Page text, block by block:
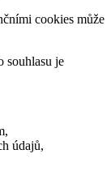
cookies může
souhlasu je
údajů,